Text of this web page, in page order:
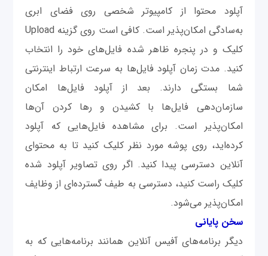
آپلود محتوا از کامپیوتر شخصی روی فضای ابری
به‌سادگی امکان‌پذیر است. کافی است روی گزینه Upload
کلیک و در پنجره ظاهر شده فایل‌های خود را انتخاب
کنید. مدت زمان آپلود فایل‌ها به سرعت ارتباط اینترنتی
شما بستگی دارند. بعد از آپلود فایل‌ها امکان
سازمان‌دهی فایل‌ها با کشیدن و رها کردن آن‌ها
امکان‌پذیر است. برای مشاهده فایل‌هایی که آپلود
کرده‌اید، روی پوشه مورد نظر کلیک کنید تا به محتوای
آنلاین دسترسی پیدا کنید. اگر روی تصاویر آپلود شده
کلیک راست کنید، دسترسی به طیف گسترده‌ای از وظایف
امکان‌پذیر می‌شود.
سخن پایانی
دیگر برنامه‌های آفیس آنلاین همانند برنامه‌هایی که به